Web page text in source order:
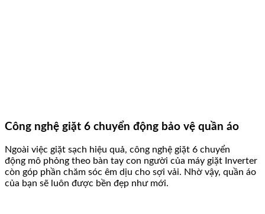
Công nghệ giặt 6 chuyển động bảo vệ quần áo
Ngoài việc giặt sạch hiệu quả, công nghệ giặt 6 chuyển
động mô phỏng theo bàn tay con người của máy giặt Inverter
còn góp phần chăm sóc êm dịu cho sợi vải. Nhờ vậy, quần áo
của bạn sẽ luôn được bền đẹp như mới.